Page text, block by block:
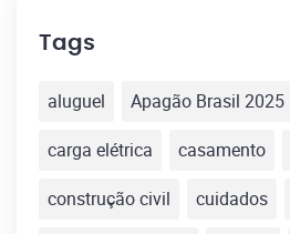
Tags
aluguel Apagão Brasil 2025
carga elétrica
casamento
construção civil
cuidados